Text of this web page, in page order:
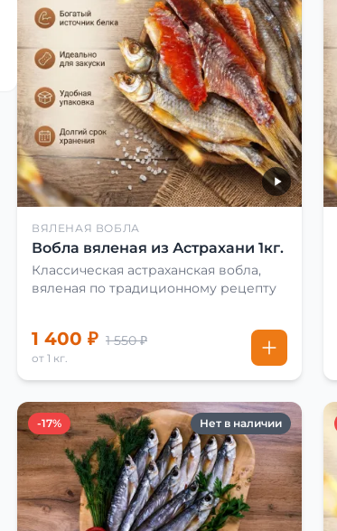
ВЯЛЕНАЯ ВОБЛА
Вобла вяленая из Астрахани 1кг.
Классическая астраханская вобла,
вяленая по традиционному рецепту
1 400 ₽ 1 550 ₽
от 1 кг.
-17% Нет в наличии